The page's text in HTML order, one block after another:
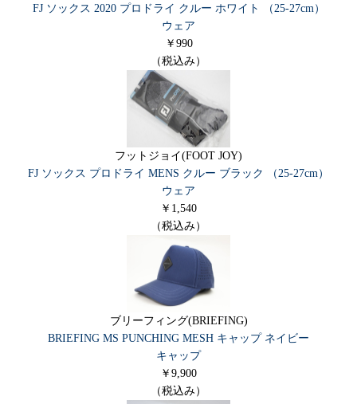
FJ ソックス 2020 プロドライ クルー ホワイト （25-27cm）
ウェア
￥990
（税込み）
フットジョイ(FOOT JOY)
FJ ソックス プロドライ MENS クルー ブラック （25-27cm）
ウェア
￥1,540
（税込み）
ブリーフィング(BRIEFING)
BRIEFING MS PUNCHING MESH キャップ ネイビー
キャップ
￥9,900
（税込み）